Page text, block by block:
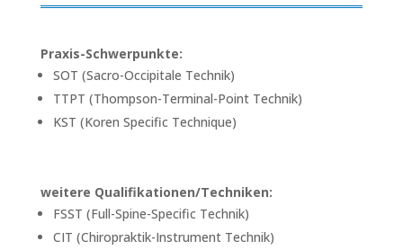
Praxis-Schwerpunkte:
SOT (Sacro-Occipitale Technik)
TTPT (Thompson-Terminal-Point Technik)
KST (Koren Specific Technique)
weitere Qualifikationen/Techniken:
FSST (Full-Spine-Specific Technik)
CIT (Chiropraktik-Instrument Technik)